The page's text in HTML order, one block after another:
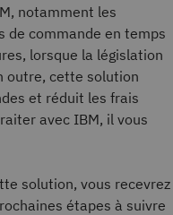
notamment les
de commande en temps
lorsque la législation
outre, cette solution
et réduit les frais
avec IBM, il vous
solution, vous recevrez
étapes à suivre